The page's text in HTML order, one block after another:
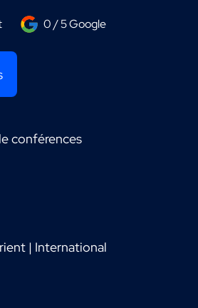
0 / 5 Google
conférences
| International